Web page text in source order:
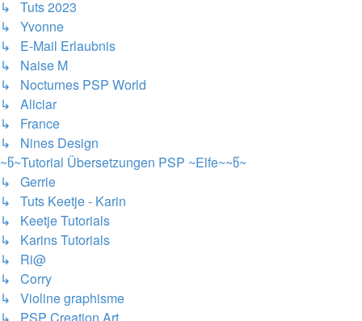
↳ Tuts 2023
↳ Yvonne
↳ E-Mail Erlaubnis
↳ Naise M
↳ Nocturnes PSP World
↳ Aliciar
↳ France
↳ Nines Design
~წ~Tutorial Übersetzungen PSP ~Elfe~~წ~
↳ Gerrie
↳ Tuts Keetje - Karin
↳ Keetje Tutorials
↳ Karins Tutorials
↳ Ri@
↳ Corry
↳ Violine graphisme